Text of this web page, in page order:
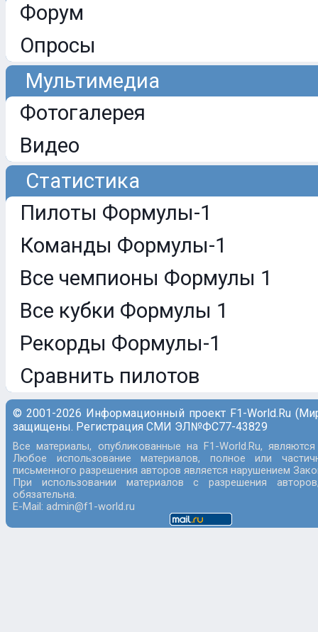
Форум
Опросы
Мультимедиа
Фотогалерея
Видео
Статистика
Пилоты Формулы-1
Команды Формулы-1
Все чемпионы Формулы 1
Все кубки Формулы 1
Рекорды Формулы-1
Сравнить пилотов
© 2001-2026 Информационный проект F1-World.Ru
защищены. Регистрация СМИ ЭЛ№ФС77-43829
Все материалы, опубликованные на F1-World.Ru,
Любое использование материалов, полное или
письменного разрешения авторов является нарушением
При использовании материалов с разрешения
обязательна.
E-Mail: admin@f1-world.ru